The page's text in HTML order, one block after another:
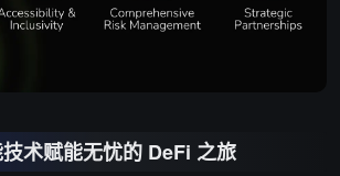
术赋能无忧的 DeFi 之旅